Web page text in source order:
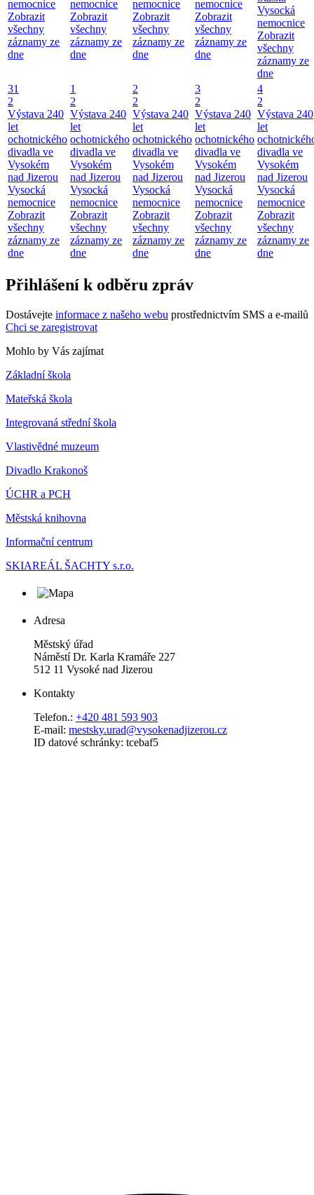
nemocnice
Zobrazit
všechny
záznamy ze
dne
nemocnice
Zobrazit
všechny
záznamy ze
dne
nemocnice
Zobrazit
všechny
záznamy ze
dne
nemocnice
Zobrazit
všechny
záznamy ze
dne
Vysocká
nemocnice
Zobrazit
všechny
záznamy ze
dne
31
2
Výstava 240
let
ochotnického
divadla ve
Vysokém
nad Jizerou
Vysocká
nemocnice
Zobrazit
všechny
záznamy ze
dne
1
2
Výstava 240
let
ochotnického
divadla ve
Vysokém
nad Jizerou
Vysocká
nemocnice
Zobrazit
všechny
záznamy ze
dne
2
2
Výstava 240
let
ochotnického
divadla ve
Vysokém
nad Jizerou
Vysocká
nemocnice
Zobrazit
všechny
záznamy ze
dne
3
2
Výstava 240
let
ochotnického
divadla ve
Vysokém
nad Jizerou
Vysocká
nemocnice
Zobrazit
všechny
záznamy ze
dne
4
2
Výstava 240
let
divadla ve
Vysokém
nad Jizerou
Vysocká
nemocnice
Zobrazit
všechny
záznamy ze
dne
Přihlášení k odběru zpráv
Dostávejte informace z našeho webu prostřednictvím SMS a e-mailů
Chci se zaregistrovat
Mohlo by Vás zajímat
Základní škola
Mateřská škola
Integrovaná střední škola
Vlastivědné muzeum
Divadlo Krakonoš
ÚCHR a PCH
Městská knihovna
Informační centrum
SKIAREÁL ŠACHTY s.r.o.
Adresa
Městský úřad
Náměstí Dr. Karla Kramáře 227
512 11 Vysoké nad Jizerou
Kontakty
Telefon.: +420 481 593 903
E-mail: mestsky.urad@vysokenadjizerou.cz
ID datové schránky: tcebaf5